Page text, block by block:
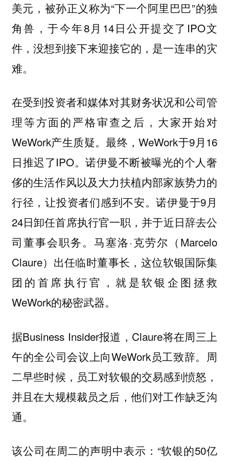
美元，被孙正义称为“下一个阿里巴巴”的独
角兽，于今年8月14日公开提交了IPO文
件，没想到接下来迎接它的，是一连串的灾
难。
在受到投资者和媒体对其财务状况和公司管
理等方面的严格审查之后，大家开始对
WeWork产生质疑。最终，WeWork于9月16
日推迟了IPO。诺伊曼不断被曝光的个人奢
侈的生活作风以及大力扶植内部家族势力的
行径，让投资者们感到不安。诺伊曼于9月
24日卸任首席执行官一职，并于近日辞去公
司董事会职务。马塞洛·克劳尔（Marcelo
Claure）出任临时董事长，这位软银国际集
团的首席执行官，就是软银企图拯救
WeWork的秘密武器。
据Business Insider报道，Claure将在周三上
午的全公司会议上向WeWork员工致辞。周
二早些时候，员工对软银的交易感到愤怒，
并且在大规模裁员之后，他们对工作缺乏沟
通。
该公司在周二的声明中表示：“软银的50亿